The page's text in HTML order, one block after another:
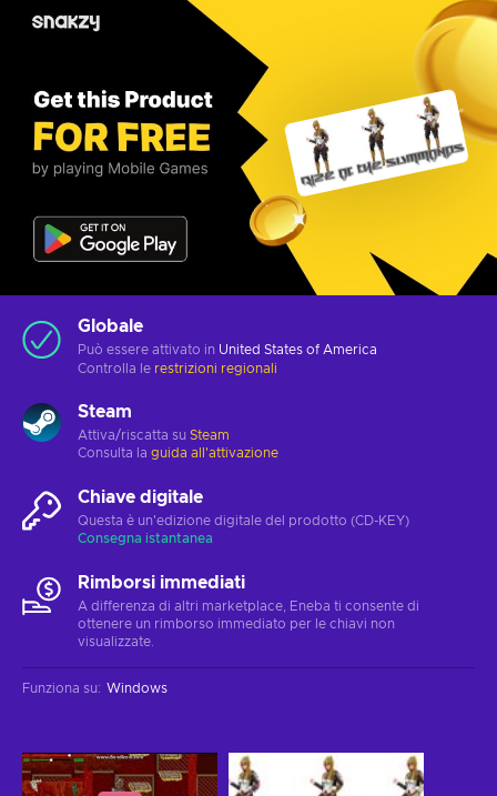
Globale
Può essere attivato in United States of America
Controlla le restrizioni regionali
Steam
Attiva/riscatta su Steam
Consulta la guida all'attivazione
Chiave digitale
Questa è un'edizione digitale del prodotto (CD-KEY)
Consegna istantanea
Rimborsi immediati
A differenza di altri marketplace, Eneba ti consente di
ottenere un rimborso immediato per le chiavi non
visualizzate.
Funziona su: Windows